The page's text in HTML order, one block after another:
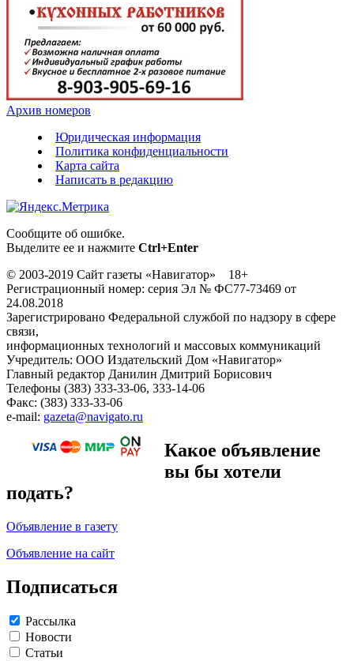
Архив номеров
Юридическая информация
Политика конфиденциальности
Карта сайта
Написать в редакцию
Сообщите об ошибке.
Выделите ее и нажмите Ctrl+Enter
© 2003-2019 Сайт газеты «Навигатор» 18+
Регистрационный номер: серия Эл № ФС77-73469 от
24.08.2018
Зарегистрировано Федеральной службой по надзору в сфере
связи,
информационных технологий и массовых коммуникаций
Учредитель: ООО Издательский Дом «Навигатор»
Главный редактор Данилин Дмитрий Борисович
Телефоны (383) 333-33-06, 333-14-06
Факс: (383) 333-33-06
e-mail: gazeta@navigato.ru
Какое объявление
вы бы хотели
подать?
Объявление в газету
Объявление на сайт
Подписаться
Рассылка
Новости
Статьи